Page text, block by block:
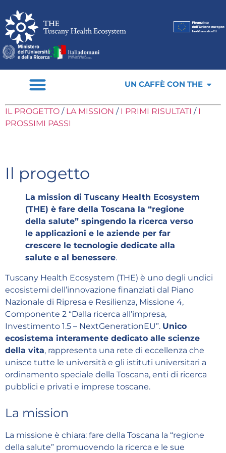
UN CAFFÈ CON THE
IL PROGETTO / LA MISSION / I PRIMI RISULTATI / I
PROSSIMI PASSI
Il progetto
La mission di Tuscany Health Ecosystem
(THE) è fare della Toscana la “regione
della salute” spingendo la ricerca verso
le applicazioni e le aziende per far
crescere le tecnologie dedicate alla
salute e al benessere.
Tuscany Health Ecosystem (THE) è uno degli undici
ecosistemi dell’innovazione finanziati dal Piano
Nazionale di Ripresa e Resilienza, Missione 4,
Componente 2 “Dalla ricerca all’impresa,
Investimento 1.5 – NextGenerationEU”. Unico
ecosistema interamente dedicato alle scienze
della vita, rappresenta una rete di eccellenza che
unisce tutte le università e gli istituti universitari a
ordinamento speciale della Toscana, enti di ricerca
pubblici e privati e imprese toscane.
La mission
La missione è chiara: fare della Toscana la “regione
della salute” promuovendo la ricerca e le sue